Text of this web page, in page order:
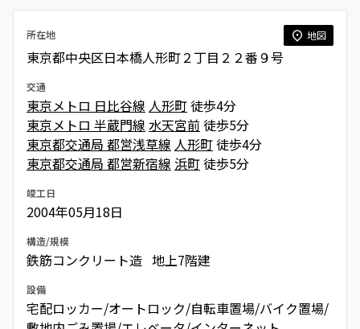
所在地 地図
東京都中央区日本橋人形町２丁目２２番９号
交通
東京メトロ 日比谷線 人形町徒歩4分
東京メトロ 半蔵門線 水天宮前徒歩5分
東京都交通局 都営浅草線 人形町徒歩4分
東京都交通局 都営新宿線 浜町徒歩5分
竣工日
2004年05月18日
構造/規模
鉄筋コンクリート造 地上7階建
設備
宅配ロッカー/オートロック/自転車置場/バイク置場/